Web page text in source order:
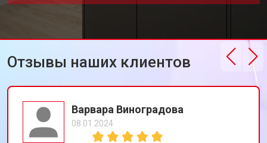
Отзывы наших клиентов
Варвара Виноградова
08.01.2024